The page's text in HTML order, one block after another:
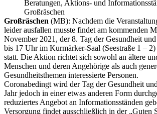
Beratungen, Aktions- und
Großräschen
Großräschen (MB): Nachdem die
leider ausfallen musste findet am kommenden
November 2021, der 8. Tag der Gesundheit
bis 17 Uhr im Kurmärker-Saal (Seestraße 1 –
statt. Die Aktion richtet sich sowohl an ältere
Menschen und deren Angehörige als auch
Gesundheitsthemen interessierte Personen.
Coronabedingt wird der Tag der Gesundheit
Jahr jedoch in einer etwas anderen Form
reduziertes Angebot an Informationsständen
Versorgung findet ausschließlich in der „Guten